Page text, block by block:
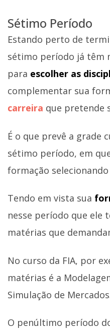
Sétimo Período
Estando perto de
sétimo período já têm
para escolher as
complementar sua
carreira que pretende
É o que prevê a grade
sétimo período, em
formação
Tendo em vista sua
nesse período que ele
matérias que
No curso da FIA, por
matérias é a
Simulação de
O penúltimo período